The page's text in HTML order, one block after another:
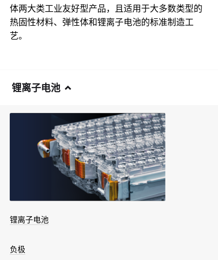
体两大类工业友好型产品，且适用于大多数类型的
热固性材料、弹性体和锂离子电池的标准制造工
艺。
锂离子电池
锂离子电池
负极